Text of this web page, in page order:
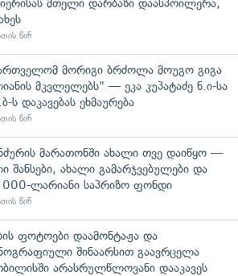
მთელი დარბაზი დაასპოილერა,
წინ
მორიგი ბრძოლა მოუგო გიგა
მკვლელებს" — ეკა კუპატაძე ნ.ი-სა
ს დაკავებას ეხმაურება
წინ
მარათონში ახალი თვე დაიწყო —
შანსები, ახალი გამარჯვებულები და
ლარიანი საპრიზო ფონდი
წინ
ფოტოები დაამონტაჟა და
შინაარსით გაავრცელა
არასრულწლოვანი დააკავეს